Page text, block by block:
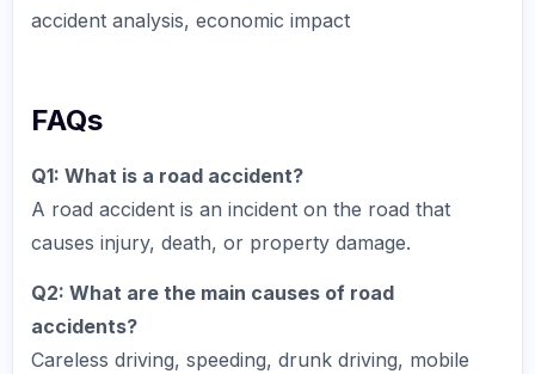
accident analysis, economic impact
FAQs
Q1: What is a road accident?
A road accident is an incident on the road that
causes injury, death, or property damage.
Q2: What are the main causes of road
accidents?
Careless driving, speeding, drunk driving, mobile